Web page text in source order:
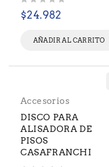
$24.982
AÑADIR AL CARRITO
Accesorios
DISCO PARA
ALISADORA DE
PISOS
CASAFRANCHI